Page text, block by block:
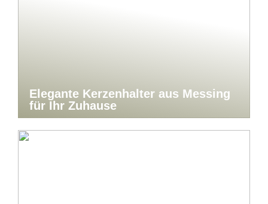
Elegante Kerzenhalter aus Messing
für Ihr Zuhause